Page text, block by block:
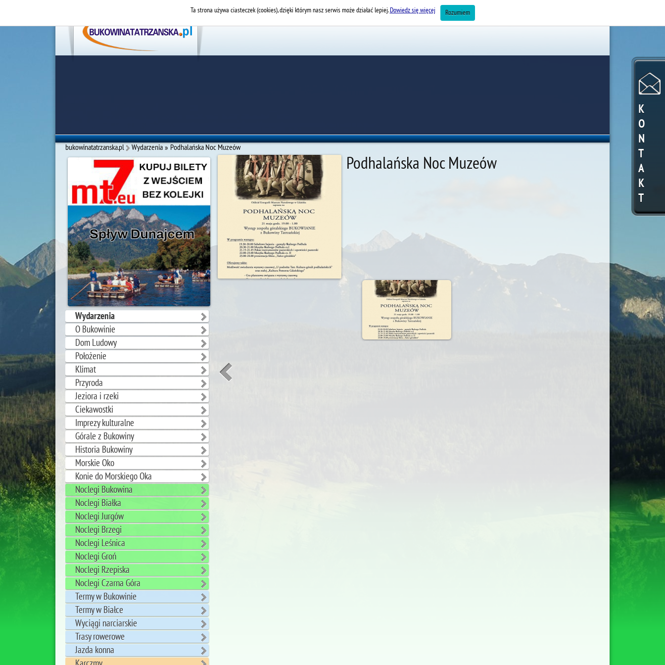
K
O
N
T
A
K
T
bukowinatatrzanska.pl Wydarzenia » Podhalańska Noc Muzeów
Wydarzenia
O Bukowinie
Dom Ludowy
Położenie
Klimat
Przyroda
Jeziora i rzeki
Ciekawostki
Imprezy kulturalne
Górale z Bukowiny
Historia Bukowiny
Morskie Oko
Konie do Morskiego Oka
Noclegi Bukowina
Noclegi Białka
Noclegi Jurgów
Noclegi Brzegi
Noclegi Leśnica
Noclegi Groń
Noclegi Rzepiska
Noclegi Czarna Góra
Termy w Bukowinie
Termy w Białce
Wyciągi narciarskie
Trasy rowerowe
Jazda konna
Podhalańska Noc Muzeów
Ta strona używa ciasteczek (cookies), dzięki którym nasz serwis może działać lepiej.Dowiedz się więcej Rozumiem